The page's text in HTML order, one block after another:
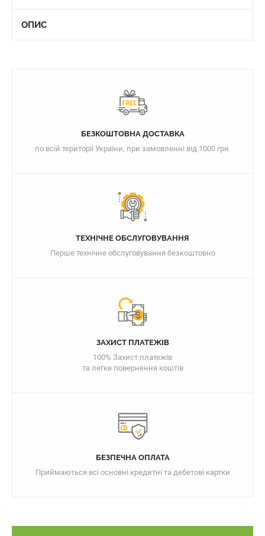
ОПИС
БЕЗКОШТОВНА ДОСТАВКА
по всій території України, при замовленні від 1000 грн.
ТЕХНІЧНЕ ОБСЛУГОВУВАННЯ
Перше технічне обслуговування безкоштовно
ЗАХИСТ ПЛАТЕЖІВ
100% Захист платежів
та легке повернення коштів
БЕЗПЕЧНА ОПЛАТА
Приймаються всі основні кредитні та дебетові картки